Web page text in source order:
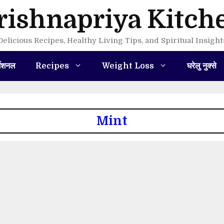
Recipes, Healthy Living Tips, and Spiritual
Recipes Weight Loss घरेलु नुक्से
Mint